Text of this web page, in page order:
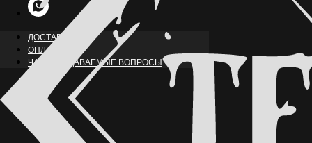
ДОСТАВКА
ОПЛАТА
ЧАСТО ЗАДАВАЕМЫЕ ВОПРОСЫ